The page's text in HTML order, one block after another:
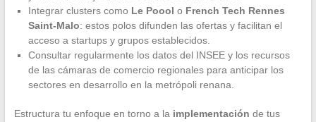
Integrar clusters como Le Poool o French Tech Rennes
Saint-Malo: estos polos difunden las ofertas y facilitan el
acceso a startups y grupos establecidos.
Consultar regularmente los datos del INSEE y los recursos
de las cámaras de comercio regionales para anticipar los
sectores en desarrollo en la metrópoli renana.
Estructura tu enfoque en torno a la implementación de tus